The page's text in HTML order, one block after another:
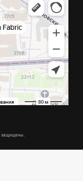
защищены.